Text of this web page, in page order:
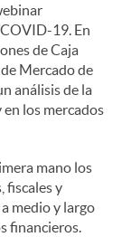
19. En
de Caja
Mercado de
análisis de la
los mercados
mano los
fiscales y
medio y largo
financieros.